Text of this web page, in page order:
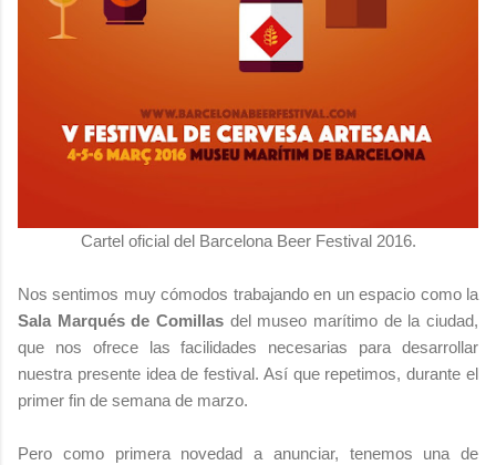
Cartel oficial del Barcelona Beer Festival 2016.
Nos sentimos muy cómodos trabajando en un espacio como la
Sala Marqués de Comillas del museo marítimo de la ciudad,
que nos ofrece las facilidades necesarias para desarrollar
nuestra presente idea de festival. Así que repetimos, durante el
primer fin de semana de marzo.
Pero como primera novedad a anunciar, tenemos una de